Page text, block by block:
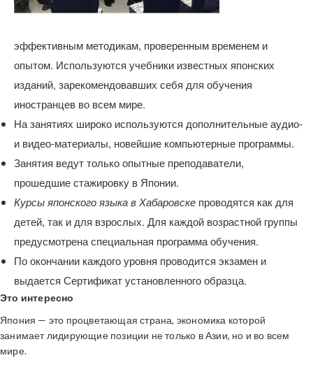
эффективным методикам, проверенным временем и
опытом. Используются учебники известных японских
изданий, зарекомендовавших себя для обучения
иностранцев во всем мире.
На занятиях широко используются дополнительные аудио-
и видео-материалы, новейшие компьютерные программы.
Занятия ведут только опытные преподаватели,
прошедшие стажировку в Японии.
Курсы японского языка в Хабаровске проводятся как для
детей, так и для взрослых. Для каждой возрастной группы
предусмотрена специальная программа обучения.
По окончании каждого уровня проводится экзамен и
выдается Сертификат установленного образца.
Это интересно
Япония — это процветающая страна, экономика которой
занимает лидирующие позиции не только в Азии, но и во всем
мире.